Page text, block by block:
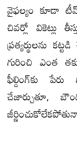
వైఫల్యం కూడా
చివర్లో వికెట్లు
ప్రత్యర్థులను
గురించి ఎంత
ఫీల్డింగ్​కు
చేజార్చుతూ,